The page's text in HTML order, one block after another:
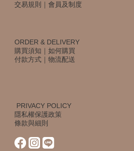
交易規則
｜ 會員及制度
ORDER & DELIVERY
購買須知 ｜ 如何購買
付款方式 ｜ 物流配送
PRIVACY POLICY
隱私權保護政策
條款與細則